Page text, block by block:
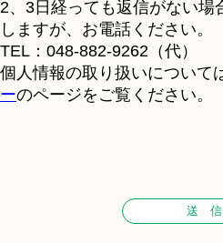
2、3日経っても返信がない場
しますが、お電話ください。
TEL：048-882-9262（代）
個人情報の取り扱いについて
ーのページをご覧ください。